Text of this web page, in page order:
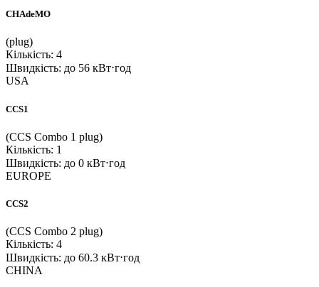
CHAdeMO
(plug)
Кількість: 4
Швидкість: до 56 кВт⋅год
USA
CCS1
(CCS Combo 1 plug)
Кількість: 1
Швидкість: до 0 кВт⋅год
EUROPE
CCS2
(CCS Combo 2 plug)
Кількість: 4
Швидкість: до 60.3 кВт⋅год
CHINA